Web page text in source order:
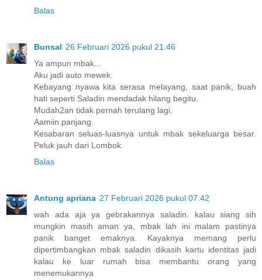
Balas
Bunsal 26 Februari 2026 pukul 21.46
Ya ampun mbak...
Aku jadi auto mewek.
Kebayang nyawa kita serasa melayang, saat panik, buah
hati seperti Saladin mendadak hilang begitu.
Mudah2an tidak pernah terulang lagi.
Aamiin panjang.
Kesabaran seluas-luasnya untuk mbak sekeluarga besar.
Peluk jauh dari Lombok.
Balas
Antung apriana 27 Februari 2026 pukul 07.42
wah ada aja ya gebrakannya saladin. kalau siang sih
mungkin masih aman ya, mbak lah ini malam pastinya
panik banget emaknya. Kayaknya memang perlu
dipertimbangkan mbak saladin dikasih kartu identitas jadi
kalau ke luar rumah bisa membantu orang yang
menemukannya